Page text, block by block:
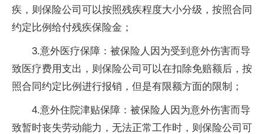
疾，则保险公司可以按照残疾程度大小分级，按照合同
约定比例给付残疾保险金；
3.意外医疗保障：被保险人因为受到意外伤害而导
致医疗费用支出，则保险公司可以在扣除免赔额后，按
照合同约定比例进行报销，但是有限额方面的限制；
4.意外住院津贴保障：被保险人因为意外伤害而导
致暂时丧失劳动能力，无法正常工作时，则保险公司可